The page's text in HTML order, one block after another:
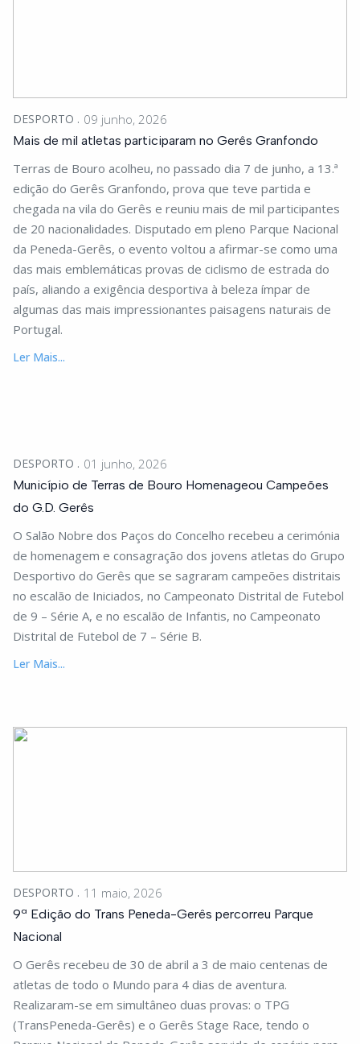
DESPORTO 09 junho, 2026
Mais de mil atletas participaram no Gerês Granfondo
Terras de Bouro acolheu, no passado dia 7 de junho, a 13.ª
edição do Gerês Granfondo, prova que teve partida e
chegada na vila do Gerês e reuniu mais de mil participantes
de 20 nacionalidades. Disputado em pleno Parque Nacional
da Peneda-Gerês, o evento voltou a afirmar-se como uma
das mais emblemáticas provas de ciclismo de estrada do
país, aliando a exigência desportiva à beleza ímpar de
algumas das mais impressionantes paisagens naturais de
Portugal.
Ler Mais...
DESPORTO 01 junho, 2026
Município de Terras de Bouro Homenageou Campeões
do G.D. Gerês
O Salão Nobre dos Paços do Concelho recebeu a cerimónia
de homenagem e consagração dos jovens atletas do Grupo
Desportivo do Gerês que se sagraram campeões distritais
no escalão de Iniciados, no Campeonato Distrital de Futebol
de 9 – Série A, e no escalão de Infantis, no Campeonato
Distrital de Futebol de 7 – Série B.
Ler Mais...
DESPORTO 11 maio, 2026
9ª Edição do Trans Peneda-Gerês percorreu Parque
Nacional
O Gerês recebeu de 30 de abril a 3 de maio centenas de
atletas de todo o Mundo para 4 dias de aventura.
Realizaram-se em simultâneo duas provas: o TPG
(TransPeneda-Gerês) e o Gerês Stage Race, tendo o